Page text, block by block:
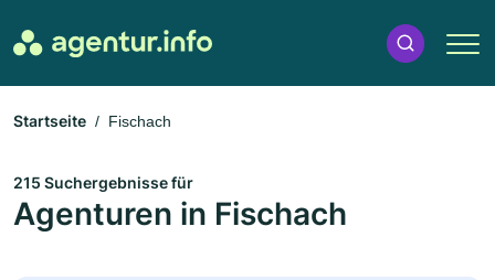
Startseite Fischach
215 Suchergebnisse für
Agenturen in Fischach